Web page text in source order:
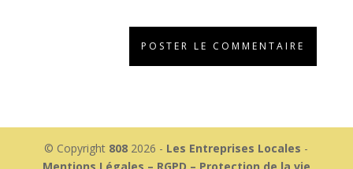
© Copyright 808 2026 - Les Entreprises Locales -